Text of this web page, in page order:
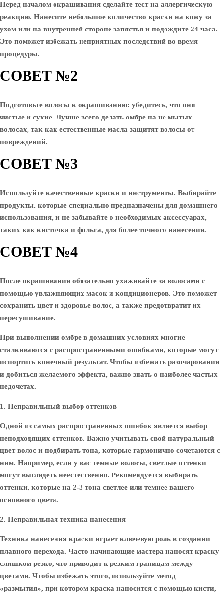
Перед началом окрашивания сделайте тест на аллергическую
реакцию. Нанесите небольшое количество краски на кожу за
ухом или на внутренней стороне запястья и подождите 24 часа.
Это поможет избежать неприятных последствий во время
процедуры.
СОВЕТ №2
Подготовьте волосы к окрашиванию: убедитесь, что они
чистые и сухие. Лучше всего делать омбре на не мытых
волосах, так как естественные масла защитят волосы от
повреждений.
СОВЕТ №3
Используйте качественные краски и инструменты. Выбирайте
продукты, которые специально предназначены для домашнего
использования, и не забывайте о необходимых аксессуарах,
таких как кисточка и фольга, для более точного нанесения.
СОВЕТ №4
После окрашивания обязательно ухаживайте за волосами с
помощью увлажняющих масок и кондиционеров. Это поможет
сохранить цвет и здоровье волос, а также предотвратит их
пересушивание.
При выполнении омбре в домашних условиях многие
сталкиваются с распространенными ошибками, которые могут
испортить конечный результат. Чтобы избежать разочарования
и добиться желаемого эффекта, важно знать о наиболее частых
недочетах.
1. Неправильный выбор оттенков
Одной из самых распространенных ошибок является выбор
неподходящих оттенков. Важно учитывать свой натуральный
цвет волос и подбирать тона, которые гармонично сочетаются с
ним. Например, если у вас темные волосы, светлые оттенки
могут выглядеть неестественно. Рекомендуется выбирать
оттенки, которые на 2-3 тона светлее или темнее вашего
основного цвета.
2. Неправильная техника нанесения
Техника нанесения краски играет ключевую роль в создании
плавного перехода. Часто начинающие мастера наносят краску
слишком резко, что приводит к резким границам между
цветами. Чтобы избежать этого, используйте метод
«размытия», при котором краска наносится с помощью кисти,